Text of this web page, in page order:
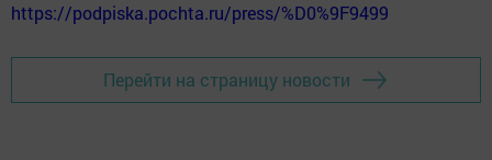
https://podpiska.pochta.ru/press/%D0%9F9499
Перейти на страницу новости